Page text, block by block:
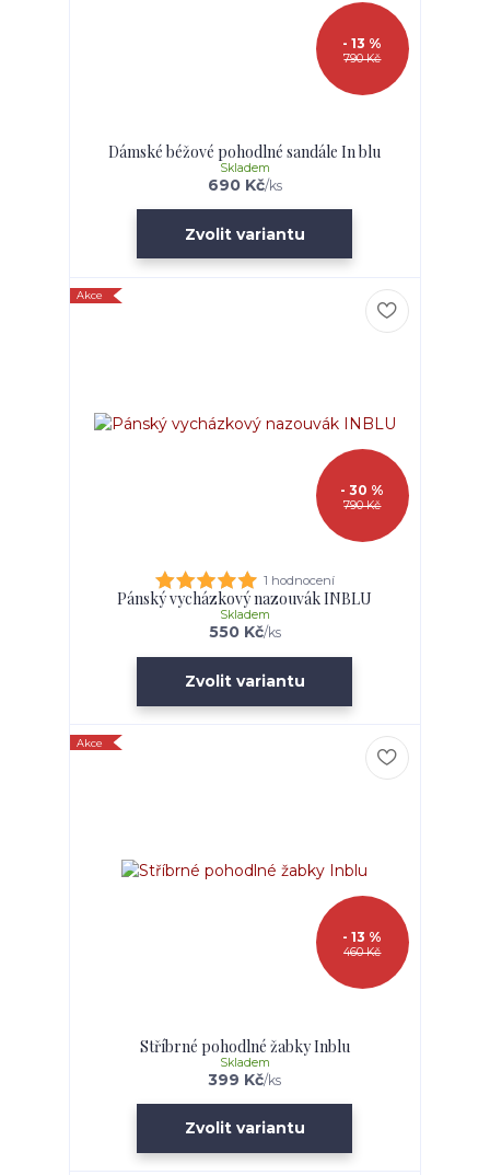
790 Kč
- 13 %
Dámské béžové pohodlné sandále In blu
690 Kč/ks
Skladem
Zvolit variantu
Akce
790 Kč
- 30 %
1 hodnocení
Pánský vycházkový nazouvák INBLU
550 Kč/ks
Skladem
Zvolit variantu
Akce
460 Kč
- 13 %
Stříbrné pohodlné žabky Inblu
399 Kč/ks
Skladem
Zvolit variantu